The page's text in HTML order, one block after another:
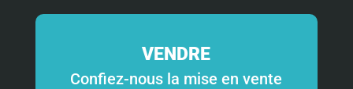
VENDRE
Confiez-nous la mise en vente